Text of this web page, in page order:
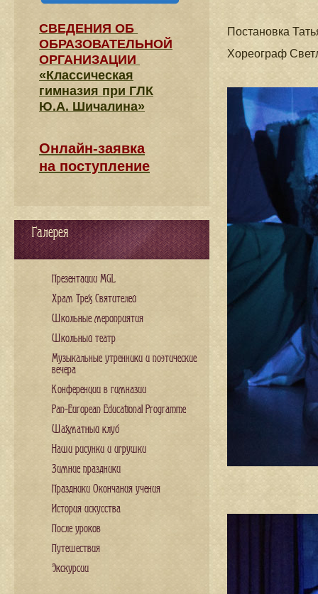
Постановка
Хореограф
СВЕДЕНИЯ​ ОБ
ОБРАЗОВАТЕЛЬНОЙ
ОРГАНИЗАЦИИ
«Классическая
гимназия при ГЛК
Ю.А. Шичалина»
Онлайн-заявка
на поступление
Галерея
Презентации MGL
Храм Трех Святителей
Школьные мероприятия
Школьный театр
Музыкальные утренники и поэтические
вечера
Конференции в гимназии
Pan-European Educational Programme
Шахматный клуб
Наши рисунки и игрушки
Зимние праздники
Праздники Окончания учения
История искусства
После уроков
Путешествия
Экскурсии